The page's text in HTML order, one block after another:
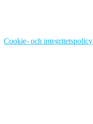
Cookie- och integritetspolicy